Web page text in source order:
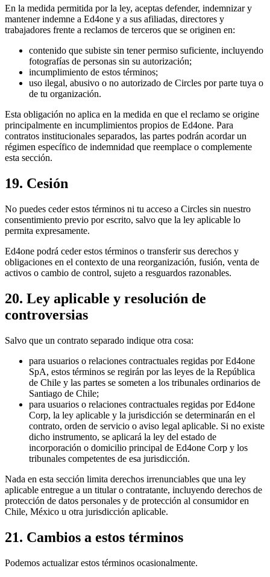
En la medida permitida por la ley, aceptas defender, indemnizar y
mantener indemne a Ed4one y a sus afiliadas, directores y
trabajadores frente a reclamos de terceros que se originen en:
contenido que subiste sin tener permiso suficiente, incluyendo
fotografías de personas sin su autorización;
incumplimiento de estos términos;
uso ilegal, abusivo o no autorizado de Circles por parte tuya o
de tu organización.
Esta obligación no aplica en la medida en que el reclamo se origine
principalmente en incumplimientos propios de Ed4one. Para
contratos institucionales separados, las partes podrán acordar un
régimen específico de indemnidad que reemplace o complemente
esta sección.
19. Cesión
No puedes ceder estos términos ni tu acceso a Circles sin nuestro
consentimiento previo por escrito, salvo que la ley aplicable lo
permita expresamente.
Ed4one podrá ceder estos términos o transferir sus derechos y
obligaciones en el contexto de una reorganización, fusión, venta de
activos o cambio de control, sujeto a resguardos razonables.
20. Ley aplicable y resolución de
controversias
Salvo que un contrato separado indique otra cosa:
para usuarios o relaciones contractuales regidas por Ed4one
SpA, estos términos se regirán por las leyes de la República
de Chile y las partes se someten a los tribunales ordinarios de
Santiago de Chile;
para usuarios o relaciones contractuales regidas por Ed4one
Corp, la ley aplicable y la jurisdicción se determinarán en el
contrato, orden de servicio o aviso legal aplicable. Si no existe
dicho instrumento, se aplicará la ley del estado de
incorporación o domicilio principal de Ed4one Corp y los
tribunales competentes de esa jurisdicción.
Nada en esta sección limita derechos irrenunciables que una ley
aplicable entregue a un titular o contratante, incluyendo derechos de
protección de datos personales y de protección al consumidor en
Chile, México u otra jurisdicción aplicable.
21. Cambios a estos términos
Podemos actualizar estos términos ocasionalmente.